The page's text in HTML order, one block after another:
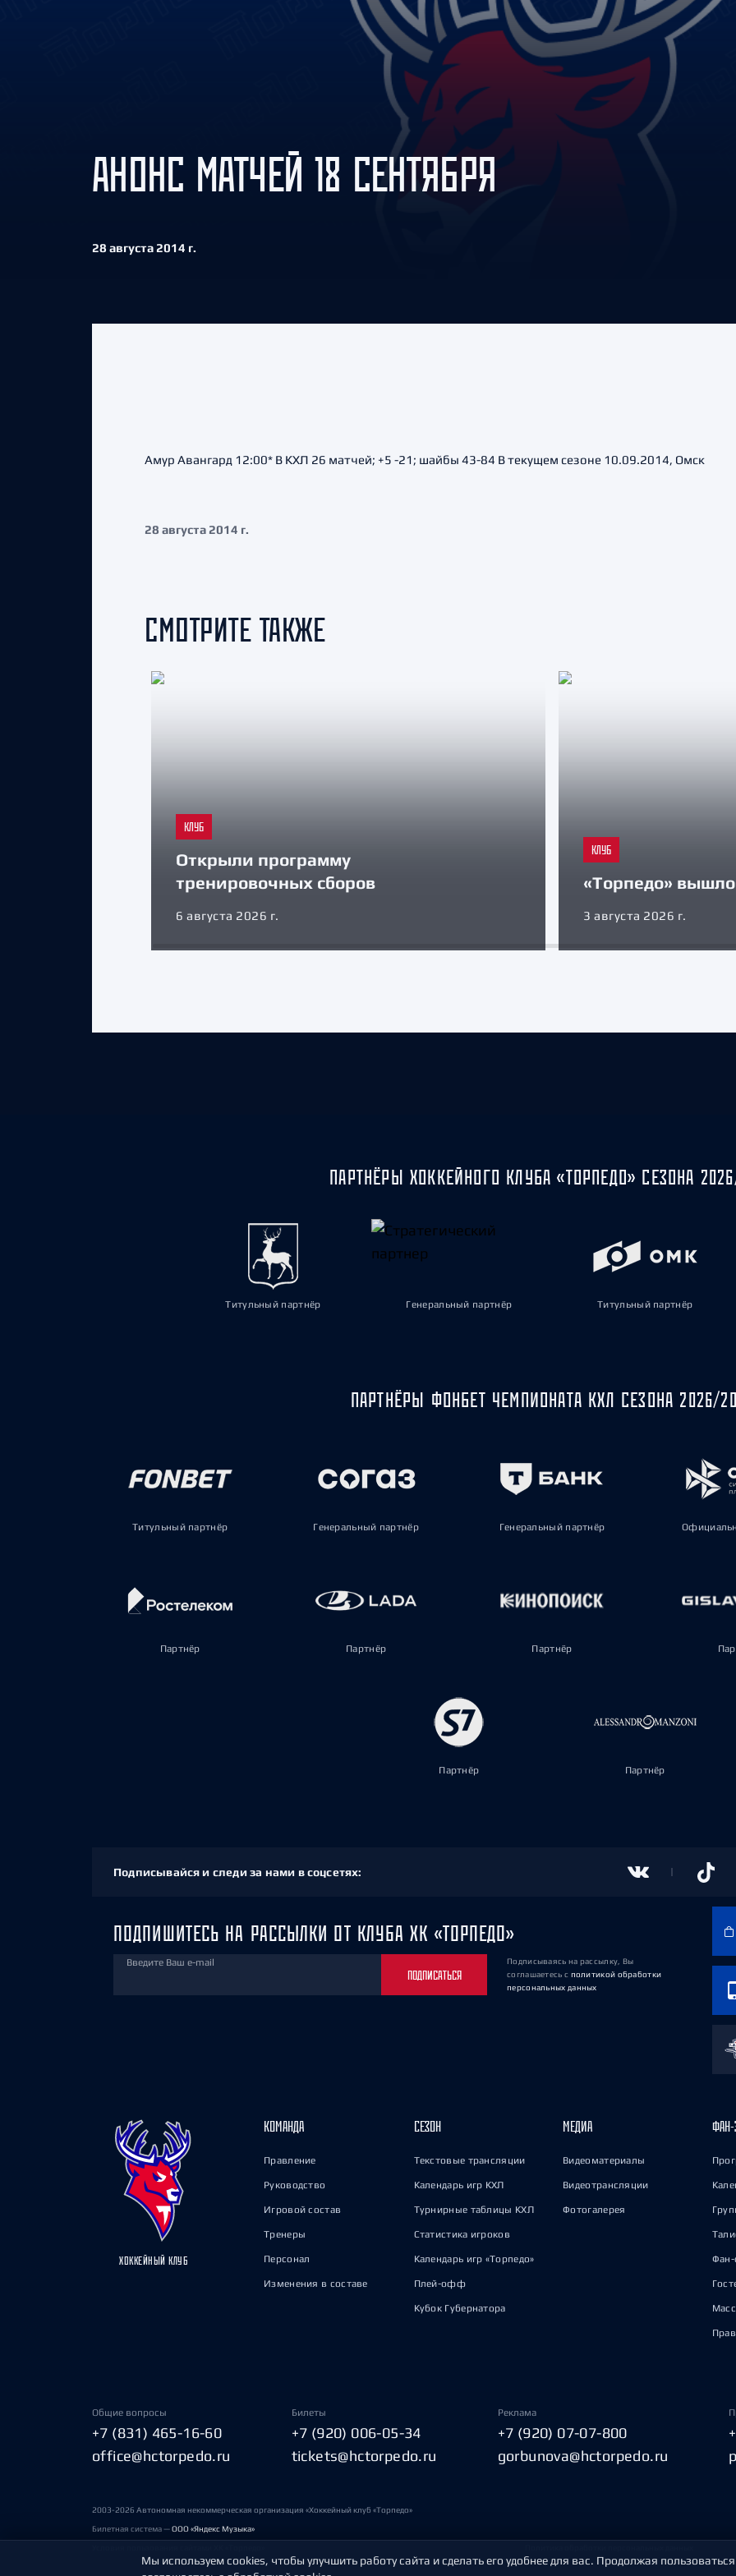
Амур
Барыс
Салават Юлаев
Сибирь
АНОНС МАТЧЕЙ 18 СЕНТЯБРЯ
28 августа 2014 г.
Амур Авангард 12:00* В КХЛ 26 матчей; +5 -21; шайбы 43-84 В текущем сезоне 10.09.2014, Омск
28 августа 2014 г.
СМОТРИТЕ ТАКЖЕ
КЛУБ
Открыли программу
тренировочных сборов
6 августа 2026 г.
КЛУБ
«Торпедо» вышло
3 августа 2026 г.
ПАРТНЁРЫ ХОККЕЙНОГО КЛУБА «ТОРПЕДО» СЕЗОНА
Титульный партнёр Генеральный партнёр Титульный партнёр
ПАРТНЁРЫ ФОНБЕТ ЧЕМПИОНАТА КХЛ СЕЗОНА 2026/
Титульный партнёр Генеральный партнёр Генеральный партнёр
Партнёр Партнёр Партнёр
Партнёр Партнёр
Подписывайся и следи за нами в соцсетях:
ПОДПИШИТЕСЬ НА РАССЫЛКИ ОТ КЛУБА ХК «ТОРПЕДО»
Введите Ваш e-mail
ПОДПИСАТЬСЯ
Подписываясь на рассылку, Вы
соглашаетесь с политикой обработки
персональных данных
ХОККЕЙНЫЙ КЛУБ
КОМАНДА
Правление
Руководство
Игровой состав
Тренеры
Персонал
Изменения в составе
СЕЗОН
Текстовые трансляции
Календарь игр КХЛ
Турнирные таблицы КХЛ
Статистика игроков
Календарь игр «Торпедо»
Плей-офф
Кубок Губернатора
МЕДИА
Видеоматериалы
Видеотрансляции
Фотогалерея
ФАН-
Фан-
Общие вопросы
+7 (831) 465-16-60
office@hctorpedo.ru
Билеты
+7 (920) 006-05-34
tickets@hctorpedo.ru
Реклама
+7 (920) 07-07-800
gorbunova@hctorpedo.ru
2003-2026 Автономная некоммерческая организация «Хоккейный клуб «Торпедо»
Билетная система —ООО «Яндекс Музыка»
Мы используем cookies, чтобы улучшить работу сайта и сделать его удобнее для вас. Продолжая